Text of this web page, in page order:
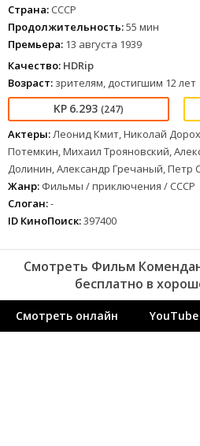
Страна: СССР
Продолжительность:55 мин
Премьера: 13 августа 1939
Качество: HDRip
Возраст: зрителям, достигшим 12 лет
6.293 (247)
Актеры:Леонид Кмит, Николай
Потемкин, Михаил Трояновский,
Долинин, Александр Гречаный, Петр
Жанр: Фильмы / приключения / СССР
Слоган:-
ID КиноПоиск:397400
Смотреть Фильм
бесплатно в
Смотреть онлайн